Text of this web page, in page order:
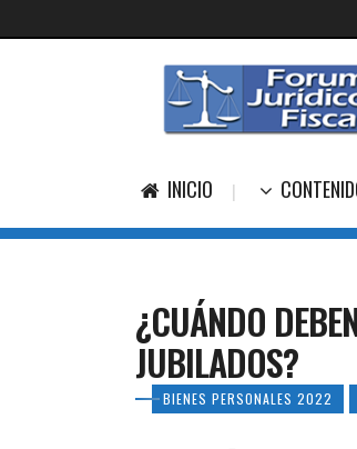
INICIO
¿CUÁNDO
JUBILADOS?
BIENES PERSONALES 2022